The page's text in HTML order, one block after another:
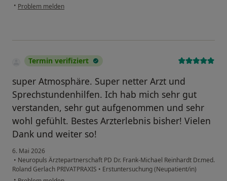
• Problem melden
Termin verifiziert
super Atmosphäre. Super netter Arzt und
Sprechstundenhilfen. Ich hab mich sehr gut
verstanden, sehr gut aufgenommen und sehr
wohl gefühlt. Bestes Arzterlebnis bisher! Vielen
Dank und weiter so!
6. Mai 2026
• Neuropuls Ärztepartnerschaft PD Dr. Frank-Michael Reinhardt Dr.med.
Roland Gerlach PRIVATPRAXIS • Erstuntersuchung (Neupatient/in)